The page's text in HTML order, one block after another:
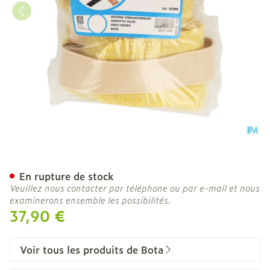
37,90 €
En rupture de stock
Veuillez nous contacter par téléphone ou par e-mail et nous
examinerons ensemble les possibilités.
Voir tous les produits de Bota